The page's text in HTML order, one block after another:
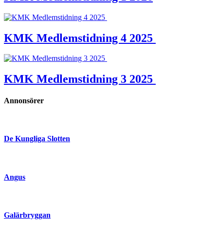
KMK Medlemstidning 4 2025
KMK Medlemstidning 3 2025
Annonsörer
De Kungliga Slotten
Angus
Galärbryggan